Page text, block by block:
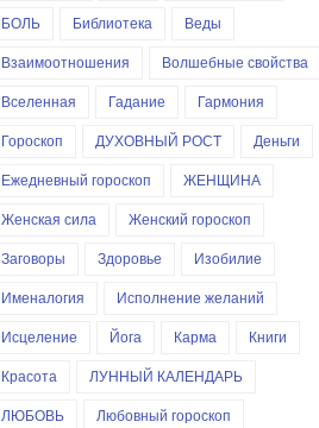
БОЛЬ
Библиотека
Веды
Взаимоотношения
Волшебные свойства
Вселенная
Гадание
Гармония
Гороскоп
ДУХОВНЫЙ РОСТ
Деньги
Ежедневный гороскоп
ЖЕНЩИНА
Женская сила
Женский гороскоп
Заговоры
Здоровье
Изобилие
Именалогия
Исполнение желаний
Исцеление
Йога Карма
Книги
Красота
ЛУННЫЙ КАЛЕНДАРЬ
ЛЮБОВЬ
Любовный гороскоп